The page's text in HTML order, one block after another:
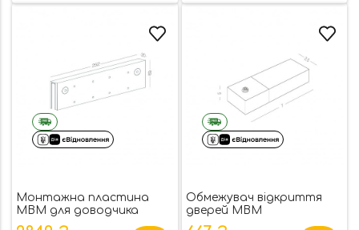
Монтажна пластина
MBM для доводчика
Обмежувач відкриття
дверей MBM